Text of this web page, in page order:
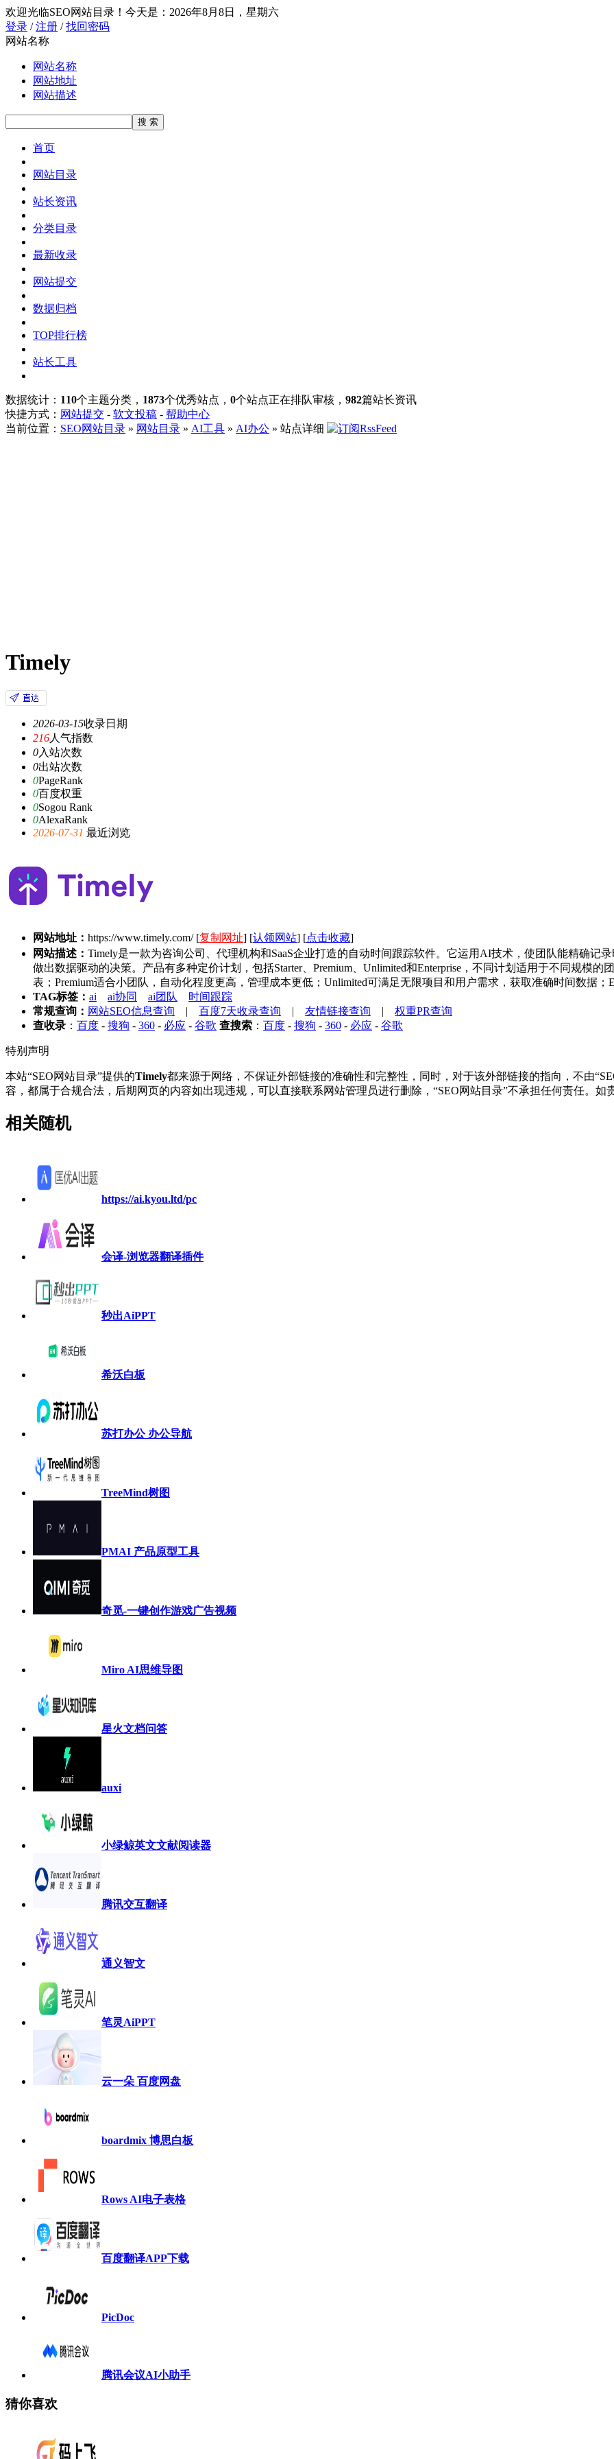
欢迎光临SEO网站目录！ 今天是：2026年8月8日，星期六
登录 /注册 /找回密码
网站名称
网站名称
网站地址
网站描述
首页
网站目录
站长资讯
分类目录
最新收录
网站提交
数据归档
TOP排行榜
站长工具
数据统计： 110个主题分类， 1873个优秀站点， 0个站点正在排队审核， 982篇站长资讯
快捷方式： 网站提交 - 软文投稿 - 帮助中心
当前位置： SEO网站目录 » 网站目录 » AI工具 » AI办公 » 站点详细
Timely
2026-03-15收录日期
216人气指数
0入站次数
0出站次数
0PageRank
0百度权重
0Sogou Rank
0AlexaRank
2026-07-31 最近浏览
网站地址： https://www.timely.com/ [复制网址] [认领网站] [点击收藏]
网站描述： Timely是一款为咨询公司、代理机构和SaaS企业打造的自动时间跟踪软件。它运用AI技术，使团队能精确记
做出数据驱动的决策。产品有多种定价计划，包括Starter、Premium、Unlimited和Enterprise，不同计划适用于不同规模
表；Premium适合小团队，自动化程度更高，管理成本更低；Unlimited可满足无限项目和用户需求，获取准确时间数据
TAG标签： ai ai协同 ai团队
时间跟踪
常规查询： 网站SEO信息查询 | 百度7天收录查询 | 友情链接查询 | 权重PR查询
查收录 ： 百度 - 搜狗 - 360 - 必应 - 谷歌 查搜索 ： 百度 - 搜狗 - 360 - 必应 - 谷歌
特别声明
本站“SEO网站目录”提供的Timely都来源于网络，不保证外部链接的准确性和完整性，同时，对于该外部链接的指向，不由
容，都属于合规合法，后期网页的内容如出现违规，可以直接联系网站管理员进行删除，“SEO网站目录”不承担任何责任。
相关随机
https://ai.kyou.ltd/pc
会译-浏览器翻译插件
秒出AiPPT
希沃白板
苏打办公 办公导航
TreeMind树图
PMAI 产品原型工具
奇觅-一键创作游戏广告视频
Miro AI思维导图
星火文档问答
auxi
小绿鲸英文文献阅读器
腾讯交互翻译
通义智文
笔灵AiPPT
云一朵 百度网盘
boardmix 博思白板
Rows AI电子表格
百度翻译APP下载
PicDoc
腾讯会议AI小助手
猜你喜欢